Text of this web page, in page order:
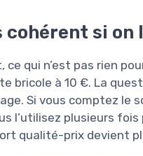
cohérent si on
ce qui n’est pas rien
bricole à 10 €. La
Si vous comptez le
l’utilisez plusieurs
qualité-prix devient